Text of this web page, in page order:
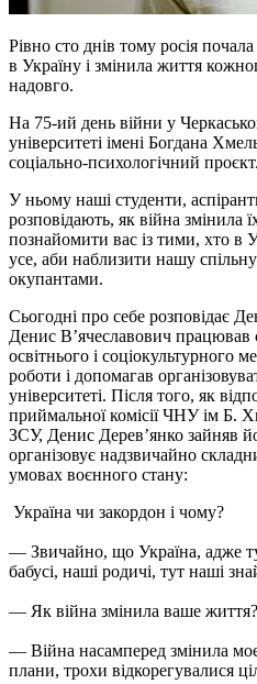
Рівно сто днів тому росія
в Україну і змінила життя
надовго.
На 75-ий день війни у
університеті імені Богдана
соціально-психологічний проєкт.
У ньому наші студенти,
розповідають, як війна
познайомити вас із тими, хто в
усе, аби наблизити нашу
окупантами.
Сьогодні про себе розповідає
Денис В’ячеславович
освітнього і соціокультурного
роботи і допомагав
університеті. Після того, як
приймальної комісії ЧНУ ім Б.
ЗСУ, Денис Дерев’янко зайняв
організовує надзвичайно
умовах воєнного стану:
Україна чи закордон і чому?
— Звичайно, що Україна, адже
бабусі, наші родичі, тут наші
— Як війна змінила ваше життя?
— Війна насамперед змінила
плани, трохи відкорегувалися